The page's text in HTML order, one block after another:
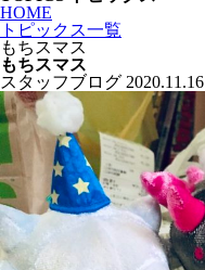
HOME
トピックス一覧
もちスマス
もちスマス
スタッフブログ 2020.11.16